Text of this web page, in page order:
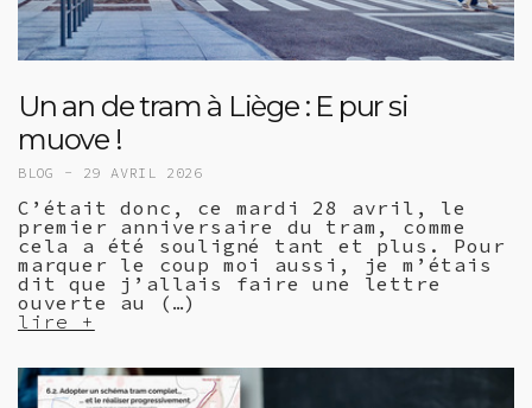
Un an de tram à Liège : E pur si
muove !
BLOG - 29 AVRIL 2026
C’était donc, ce mardi 28 avril, le
premier anniversaire du tram, comme
cela a été souligné tant et plus. Pour
marquer le coup moi aussi, je m’étais
dit que j’allais faire une lettre
ouverte au (…)
lire +